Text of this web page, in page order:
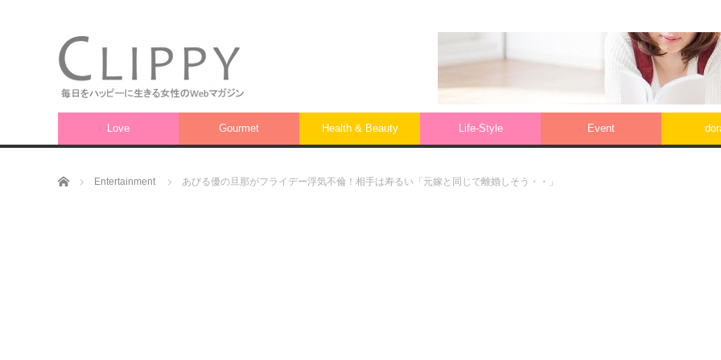
Love Gourmet Health & Beauty Life‐Style Event
ホーム Entertainment あびる優の旦那がフライデー浮気不倫！相手は寿るい「元嫁と同じで離婚しそう・・」